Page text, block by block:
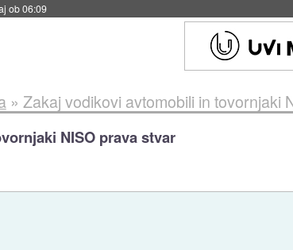
ob 06:09
» Zakaj vodikovi avtomobili in tovornjaki
NISO prava stvar